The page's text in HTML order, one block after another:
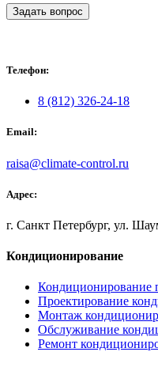
Задать вопрос
Телефон:
8 (812) 326-24-18
Email:
raisa@climate-control.ru
Адрес:
г. Санкт Петербург, ул.
Кондиционирование
Кондиционирование
Проектирование
Монтаж
Обслуживание
Ремонт